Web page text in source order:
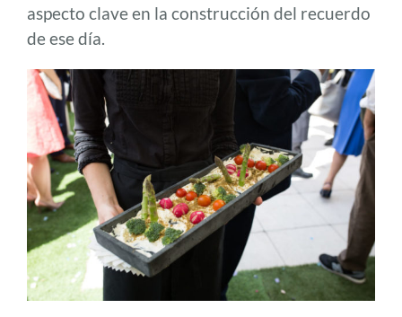
aspecto clave en la construcción del recuerdo
de ese día.